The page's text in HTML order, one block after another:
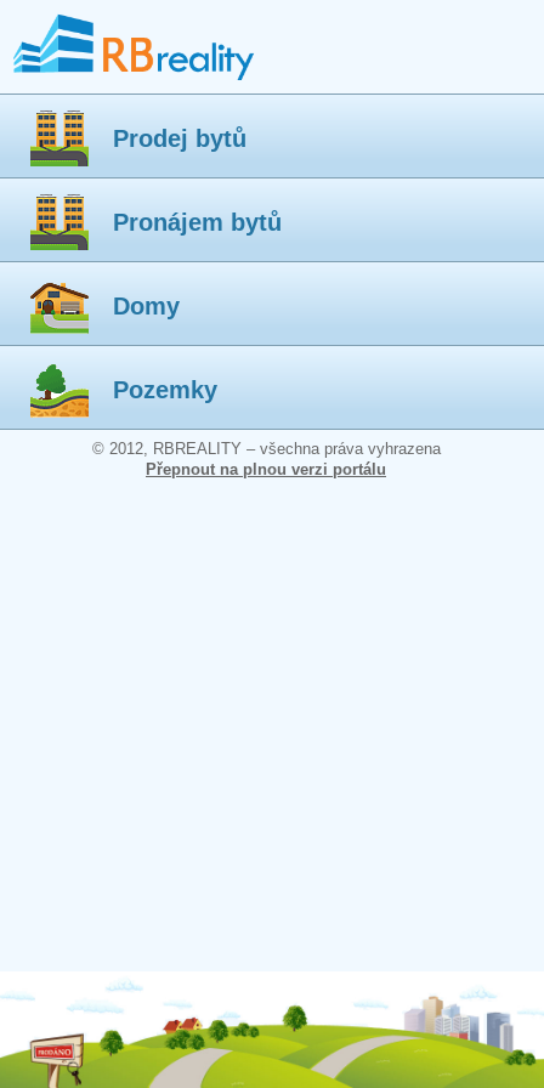
Prodej bytů
Pronájem bytů
Domy
Pozemky
© 2012, RBREALITY – všechna práva vyhrazena
Přepnout na plnou verzi portálu